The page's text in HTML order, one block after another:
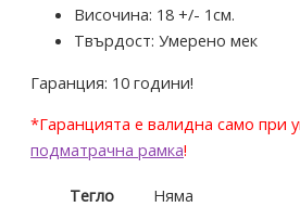
Височина: 18 +/- 1см.
Твърдост: Умерено мек
Гаранция: 10 години!
*Гаранцията е валидна само при
подматрачна рамка!
Тегло Няма